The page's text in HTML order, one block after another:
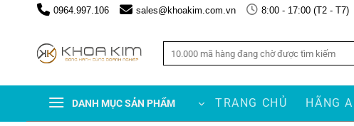
0964.997.106 sales@khoakim.com.vn 8:00 - 17:00 (T2 - T7)
DANH MỤC SẢN PHẨM TRANG CHỦ HÃNG